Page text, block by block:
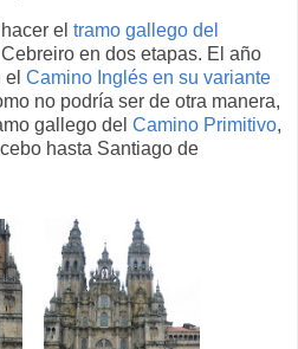
el tramo gallego del
en dos etapas. El año
Camino Inglés en su variante
no podría ser de otra manera,
gallego del Camino Primitivo,
hasta Santiago de